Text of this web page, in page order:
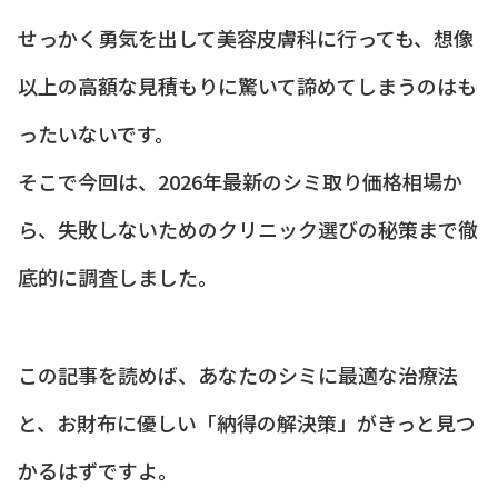
せっかく勇気を出して美容皮膚科に行っても、想像
以上の高額な見積もりに驚いて諦めてしまうのはも
ったいないです。
そこで今回は、2026年最新のシミ取り価格相場か
ら、失敗しないためのクリニック選びの秘策まで徹
底的に調査しました。
この記事を読めば、あなたのシミに最適な治療法
と、お財布に優しい「納得の解決策」がきっと見つ
かるはずですよ。